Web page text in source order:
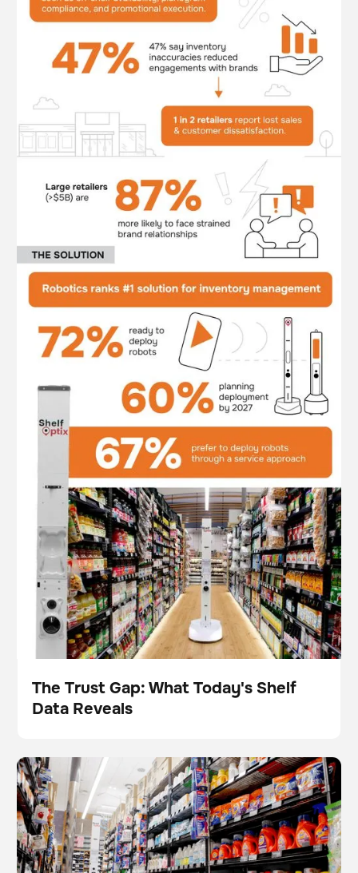
Folleto
The Trust Gap: What Today's Shelf
Data Reveals
The trust gap: Why inventory accuracy has become
retail’s biggest relationship problem
Escáner
Gestión de existencias